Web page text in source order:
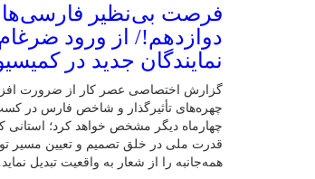
فرصت بی‌نظیر
دوازدهم!/ از ورود
نمایندگان جدید در
گزارش اختصاصی عصر کار از ضرورت
چهره‌های تأثیرگذار و شاخص فارس در
چهارماه دیگر مشخص خواهد کرد؛ استانی
قدرت ملی در خلق تصمیم و تعیین مسیر
همه‌جانبه را از شعار به واقعیت تبدیل نماید.